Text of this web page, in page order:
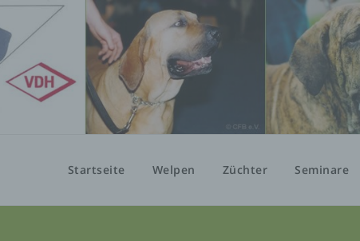
Startseite Welpen Züchter Seminare